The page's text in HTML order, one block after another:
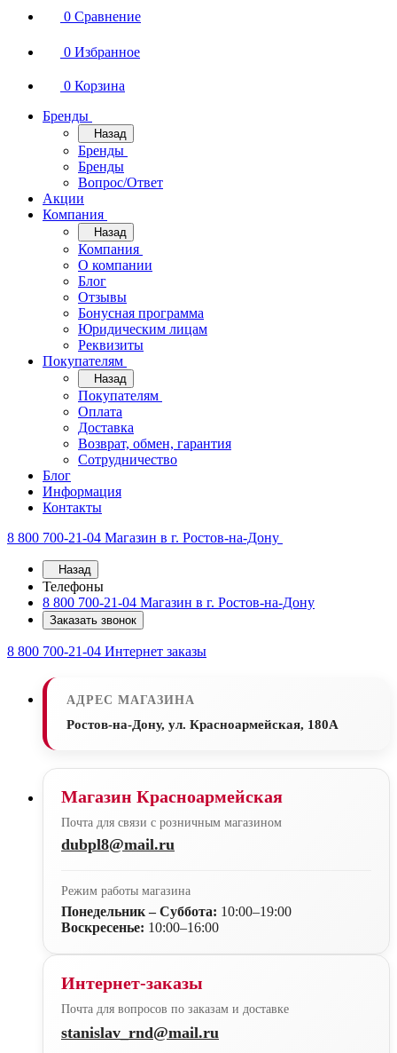
0 Сравнение
0 Избранное
0 Корзина
Бренды
Назад
Бренды
Бренды
Вопрос/Ответ
Акции
Компания
Назад
Компания
О компании
Блог
Отзывы
Бонусная программа
Юридическим лицам
Реквизиты
Покупателям
Назад
Покупателям
Оплата
Доставка
Возврат, обмен, гарантия
Сотрудничество
Блог
Информация
Контакты
8 800 700-21-04 Магазин в г. Ростов-на-Дону
Назад
Телефоны
8 800 700-21-04 Магазин в г. Ростов-на-Дону
Заказать звонок
8 800 700-21-04 Интернет заказы
АДРЕС МАГАЗИНА
Ростов-на-Дону, ул. Красноармейская, 180А
Магазин Красноармейская
Почта для связи с розничным магазином
dubpl8@mail.ru
Режим работы магазина
Понедельник – Суббота: 10:00–19:00
Воскресенье: 10:00–16:00
Интернет-заказы
Почта для вопросов по заказам и доставке
stanislav_rnd@mail.ru